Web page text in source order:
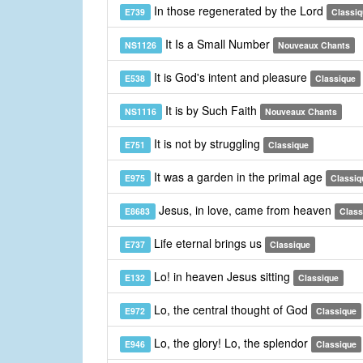
E739 In those regenerated by the Lord
NS1126 It Is a Small Number Nouveaux Chants
E538 It is God's intent and pleasure Classique
NS1116 It is by Such Faith Nouveaux Chants
E751 It is not by struggling Classique
E975 It was a garden in the primal age
E8683 Jesus, in love, came from heaven
E737 Life eternal brings us Classique
E132 Lo! in heaven Jesus sitting Classique
E972 Lo, the central thought of God Classique
E946 Lo, the glory! Lo, the splendor Classique